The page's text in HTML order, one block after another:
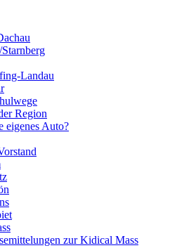
Landau
Region
eigenes Auto?
zur Kidical Mass